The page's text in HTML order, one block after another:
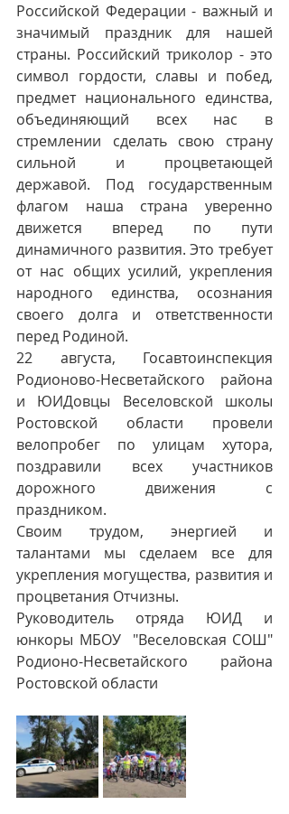
Российской Федерации - важный и
значимый праздник для нашей
страны. Российский триколор - это
символ гордости, славы и побед,
предмет национального единства,
объединяющий всех нас в
стремлении сделать свою страну
сильной и процветающей
державой. Под государственным
флагом наша страна уверенно
движется вперед по пути
динамичного развития. Это требует
от нас общих усилий, укрепления
народного единства, осознания
своего долга и ответственности
перед Родиной.
22 августа, Госавтоинспекция
Родионово-Несветайского района
и ЮИДовцы Веселовской школы
Ростовской области провели
велопробег по улицам хутора,
поздравили всех участников
дорожного движения с
праздником.
Своим трудом, энергией и
талантами мы сделаем все для
укрепления могущества, развития и
процветания Отчизны.
Руководитель отряда ЮИД и
юнкоры МБОУ  "Веселовская СОШ"
Родионо-Несветайского района
Ростовской области